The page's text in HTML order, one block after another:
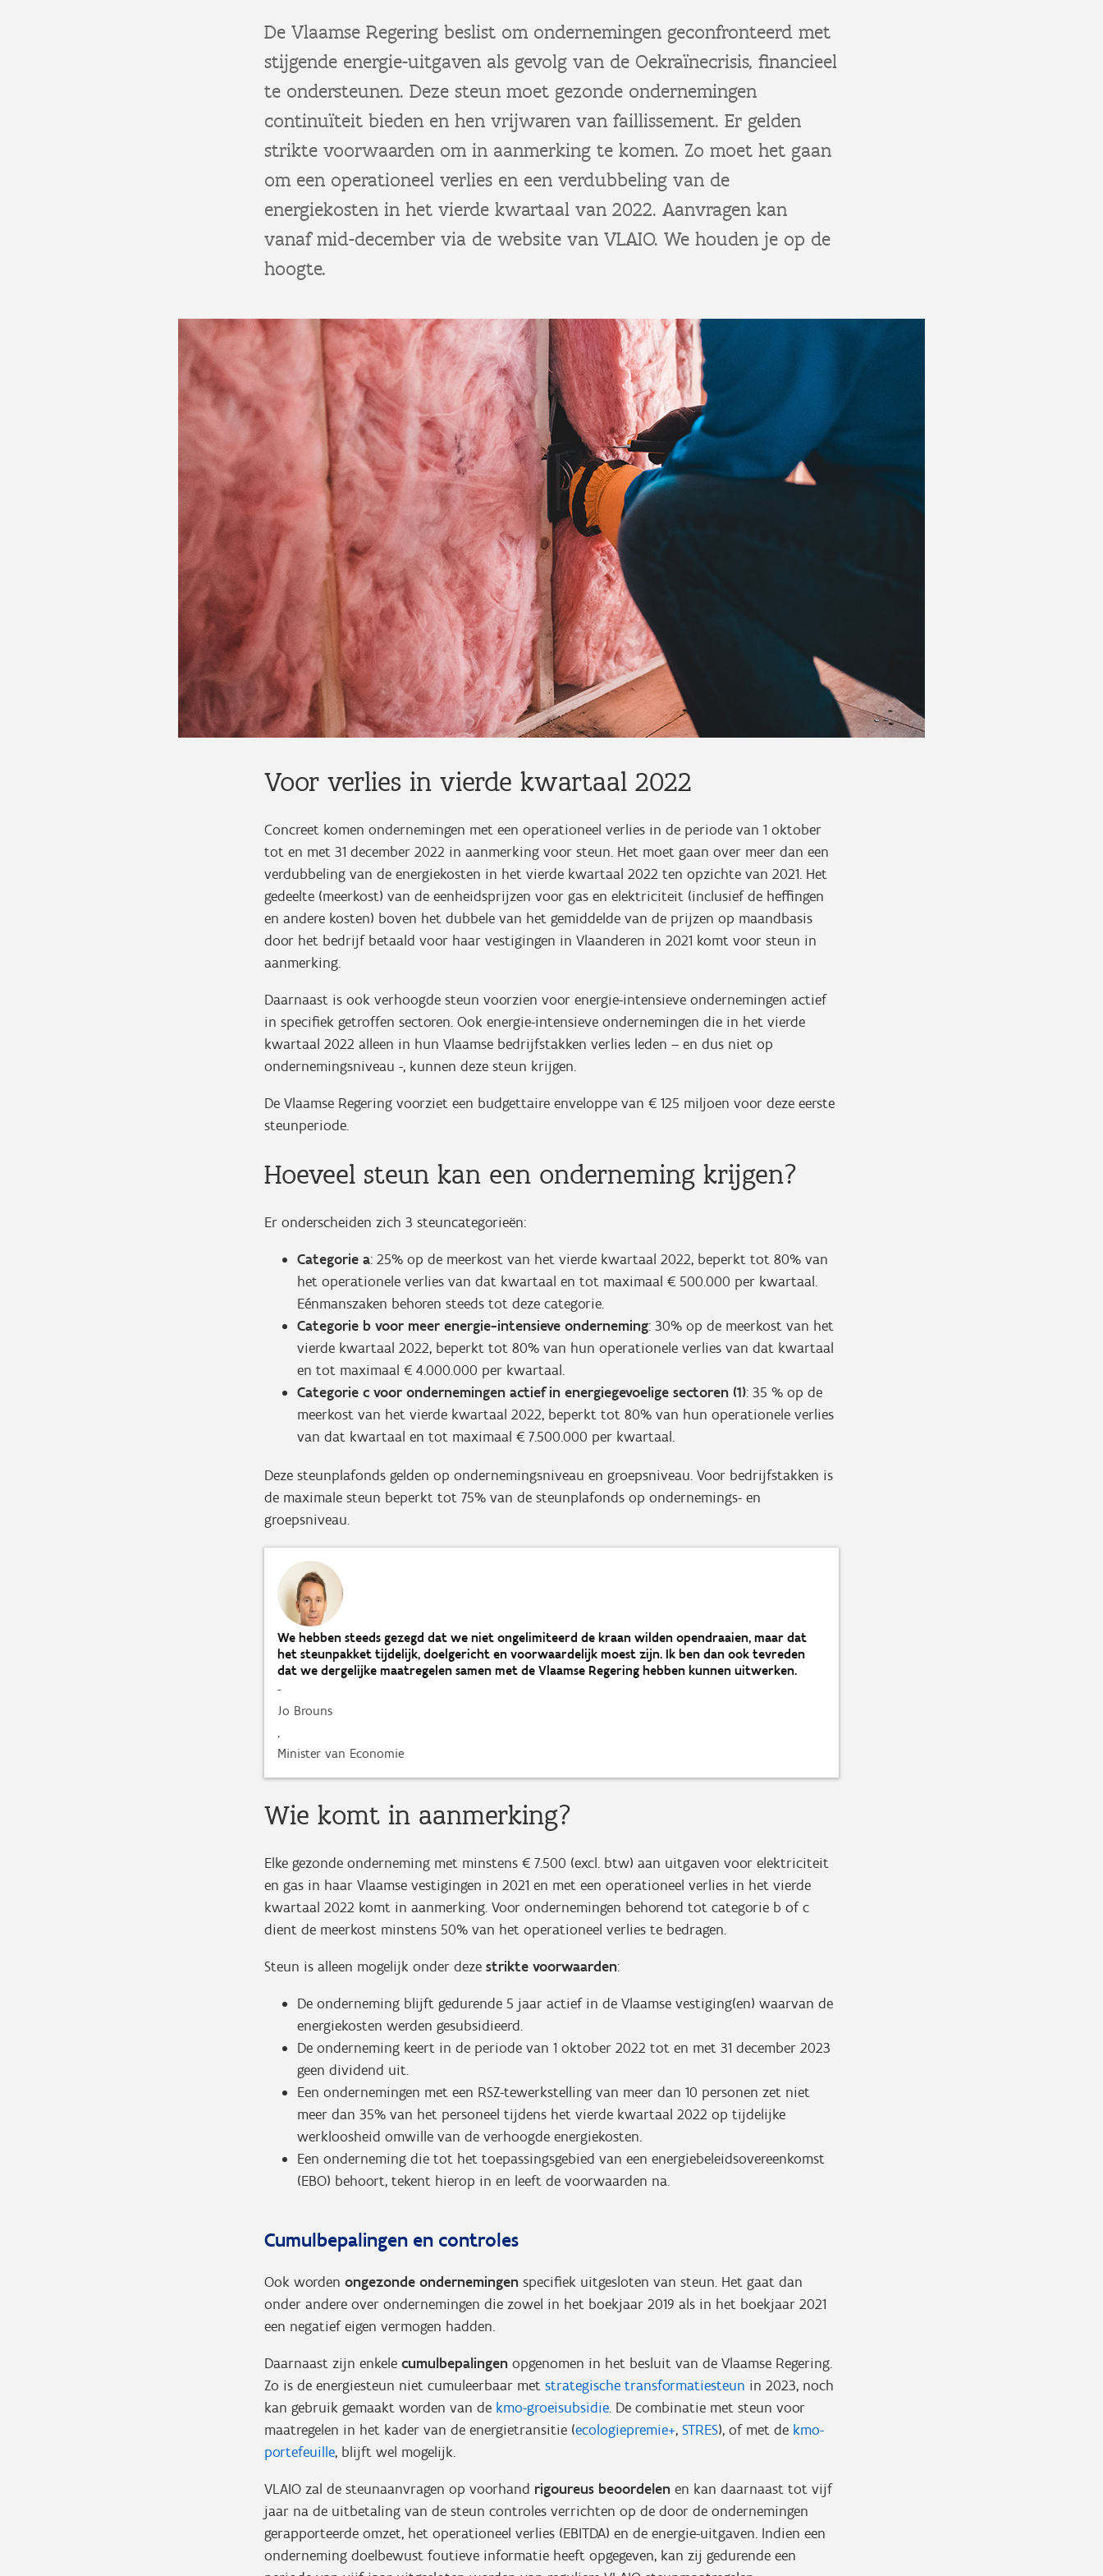
De Vlaamse Regering beslist om ondernemingen geconfronteerd met
stijgende energie-uitgaven als gevolg van de Oekraïnecrisis, financieel
te ondersteunen. Deze steun moet gezonde ondernemingen
continuïteit bieden en hen vrijwaren van faillissement. Er gelden
strikte voorwaarden om in aanmerking te komen. Zo moet het gaan
om een operationeel verlies en een verdubbeling van de
energiekosten in het vierde kwartaal van 2022. Aanvragen kan
vanaf mid-december via de website van VLAIO. We houden je op de
hoogte.
Voor verlies in vierde kwartaal 2022
Concreet komen ondernemingen met een operationeel verlies in de periode van 1 oktober
tot en met 31 december 2022 in aanmerking voor steun. Het moet gaan over meer dan een
verdubbeling van de energiekosten in het vierde kwartaal 2022 ten opzichte van 2021. Het
gedeelte (meerkost) van de eenheidsprijzen voor gas en elektriciteit (inclusief de heffingen
en andere kosten) boven het dubbele van het gemiddelde van de prijzen op maandbasis
door het bedrijf betaald voor haar vestigingen in Vlaanderen in 2021 komt voor steun in
aanmerking.
Daarnaast is ook verhoogde steun voorzien voor energie-intensieve ondernemingen actief
in specifiek getroffen sectoren. Ook energie-intensieve ondernemingen die in het vierde
kwartaal 2022 alleen in hun Vlaamse bedrijfstakken verlies leden – en dus niet op
ondernemingsniveau -, kunnen deze steun krijgen.
De Vlaamse Regering voorziet een budgettaire enveloppe van € 125 miljoen voor deze eerste
steunperiode.
Hoeveel steun kan een onderneming krijgen?
Er onderscheiden zich 3 steuncategorieën:
Categorie a: 25% op de meerkost van het vierde kwartaal 2022, beperkt tot 80% van
het operationele verlies van dat kwartaal en tot maximaal € 500.000 per kwartaal.
Eénmanszaken behoren steeds tot deze categorie.
Categorie b voor meer energie-intensieve onderneming: 30% op de meerkost van het
vierde kwartaal 2022, beperkt tot 80% van hun operationele verlies van dat kwartaal
en tot maximaal € 4.000.000 per kwartaal.
Categorie c voor ondernemingen actief in energiegevoelige sectoren (1): 35 % op de
meerkost van het vierde kwartaal 2022, beperkt tot 80% van hun operationele verlies
van dat kwartaal en tot maximaal € 7.500.000 per kwartaal.
Deze steunplafonds gelden op ondernemingsniveau en groepsniveau. Voor bedrijfstakken is
de maximale steun beperkt tot 75% van de steunplafonds op ondernemings- en
groepsniveau.
We hebben steeds gezegd dat we niet ongelimiteerd de kraan wilden opendraaien, maar dat
het steunpakket tijdelijk, doelgericht en voorwaardelijk moest zijn. Ik ben dan ook tevreden
dat we dergelijke maatregelen samen met de Vlaamse Regering hebben kunnen uitwerken.
-
Jo Brouns
,
Minister van Economie
Wie komt in aanmerking?
Elke gezonde onderneming met minstens € 7.500 (excl. btw) aan uitgaven voor elektriciteit
en gas in haar Vlaamse vestigingen in 2021 en met een operationeel verlies in het vierde
kwartaal 2022 komt in aanmerking. Voor ondernemingen behorend tot categorie b of c
dient de meerkost minstens 50% van het operationeel verlies te bedragen.
Steun is alleen mogelijk onder dezestrikte voorwaarden:
De onderneming blijft gedurende 5 jaar actief in de Vlaamse vestiging(en) waarvan de
energiekosten werden gesubsidieerd.
De onderneming keert in de periode van 1 oktober 2022 tot en met 31 december 2023
geen dividend uit.
Een ondernemingen met een RSZ-tewerkstelling van meer dan 10 personen zet niet
meer dan 35% van het personeel tijdens het vierde kwartaal 2022 op tijdelijke
werkloosheid omwille van de verhoogde energiekosten.
Een onderneming die tot het toepassingsgebied van een energiebeleidsovereenkomst
(EBO) behoort, tekent hierop in en leeft de voorwaarden na.
Cumulbepalingen en controles
Ook wordenongezonde ondernemingen specifiek uitgesloten van steun. Het gaat dan
onder andere over ondernemingen die zowel in het boekjaar 2019 als in het boekjaar 2021
een negatief eigen vermogen hadden.
Daarnaast zijn enkelecumulbepalingenopgenomen in het besluit van de Vlaamse Regering.
Zo is de energiesteun niet cumuleerbaar metstrategische transformatiesteun in 2023, noch
kan gebruik gemaakt worden van de kmo-groeisubsidie. De combinatie met steun voor
maatregelen in het kader van de energietransitie (ecologiepremie+,STRES), of met de kmo-
portefeuille, blijft wel mogelijk.
VLAIO zal de steunaanvragen op voorhand rigoureus beoordelenen kan daarnaast tot vijf
jaar na de uitbetaling van de steun controles verrichten op de door de ondernemingen
gerapporteerde omzet, het operationeel verlies (EBITDA) en de energie-uitgaven. Indien een
onderneming doelbewust foutieve informatie heeft opgegeven, kan zij gedurende een